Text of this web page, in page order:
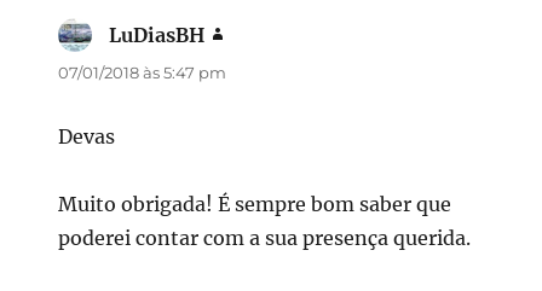
LuDiasBH
07/01/2018 às 5:47 pm
Devas
Muito obrigada! É sempre bom saber que
poderei contar com a sua presença querida.